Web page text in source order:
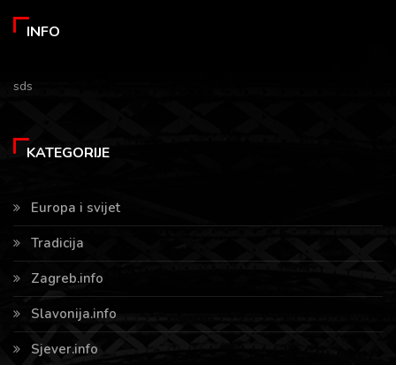
INFO
sds
KATEGORIJE
Europa i svijet
Tradicija
Zagreb.info
Slavonija.info
Sjever.info